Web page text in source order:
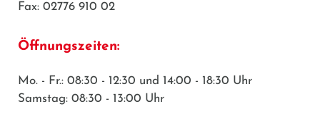
Fax: 02776 910 02
Öffnungszeiten:
Mo. - Fr.: 08:30 - 12:30 und 14:00 - 18:30 Uhr
Samstag: 08:30 - 13:00 Uhr